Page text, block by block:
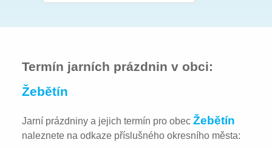
Termín jarních prázdnin v obci:
Žebětín
Jarní prázdniny a jejich termín pro obecŽebětín
naleznete na odkaze příslušného okresního města: